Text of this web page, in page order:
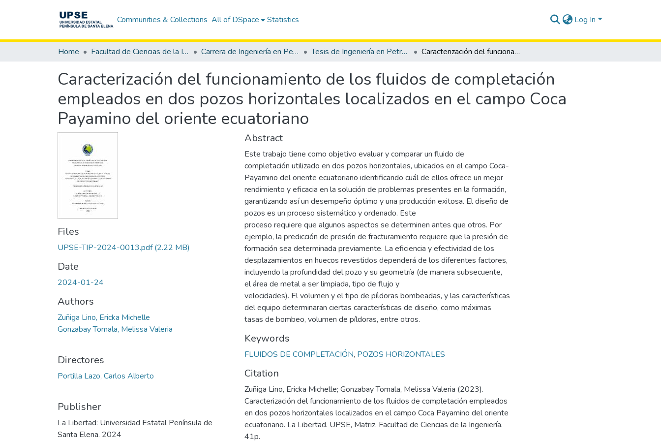
Communities & Collections All of DSpace Statistics Log In
Home Facultad de Ciencias de la Ingeniería Carrera de Ingeniería en Petróleo Tesis de Ingeniería en Petróleo Caracterización del funcionamiento de los fluidos de completación empleados en dos pozos horizontales localizados en el campo Coca Payamino del oriente ecuatoriano
Caracterización del funcionamiento de los fluidos de completación
empleados en dos pozos horizontales localizados en el campo Coca
Payamino del oriente ecuatoriano
Files
UPSE-TIP-2024-0013.pdf(2.22 MB)
Date
2024-01-24
Authors
Zuñiga Lino, Ericka Michelle
Gonzabay Tomala, Melissa Valeria
Directores
Portilla Lazo, Carlos Alberto
Publisher
La Libertad: Universidad Estatal Península de
Santa Elena. 2024
Abstract
Este trabajo tiene como objetivo evaluar y comparar un fluido de
completación utilizado en dos pozos horizontales, ubicados en el campo Coca-
Payamino del oriente ecuatoriano identificando cuál de ellos ofrece un mejor
rendimiento y eficacia en la solución de problemas presentes en la formación,
garantizando así un desempeño óptimo y una producción exitosa. El diseño de
pozos es un proceso sistemático y ordenado. Este
proceso requiere que algunos aspectos se determinen antes que otros. Por
ejemplo, la predicción de presión de fracturamiento requiere que la presión de
formación sea determinada previamente. La eficiencia y efectividad de los
desplazamientos en huecos revestidos dependerá de los diferentes factores,
incluyendo la profundidad del pozo y su geometría (de manera subsecuente,
el área de metal a ser limpiada, tipo de flujo y
velocidades). El volumen y el tipo de píldoras bombeadas, y las características
del equipo determinaran ciertas características de diseño, como máximas
tasas de bombeo, volumen de píldoras, entre otros.
Keywords
FLUIDOS DE COMPLETACIÓN, POZOS HORIZONTALES
Citation
Zuñiga Lino, Ericka Michelle; Gonzabay Tomala, Melissa Valeria (2023).
Caracterización del funcionamiento de los fluidos de completación empleados
en dos pozos horizontales localizados en el campo Coca Payamino del oriente
ecuatoriano. La Libertad. UPSE, Matriz. Facultad de Ciencias de la Ingeniería.
41p.